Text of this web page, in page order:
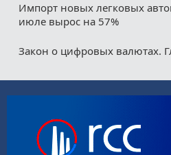
Импорт новых легковых
июле вырос на 57%
Закон о цифровых валютах.